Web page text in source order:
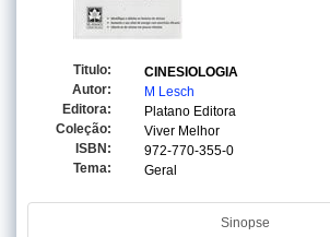
Titulo:
CINESIOLOGIA
Autor:
M Lesch
Editora:
Platano Editora
Coleção:
Viver Melhor
ISBN:
972-770-355-0
Tema:
Geral
Sinopse